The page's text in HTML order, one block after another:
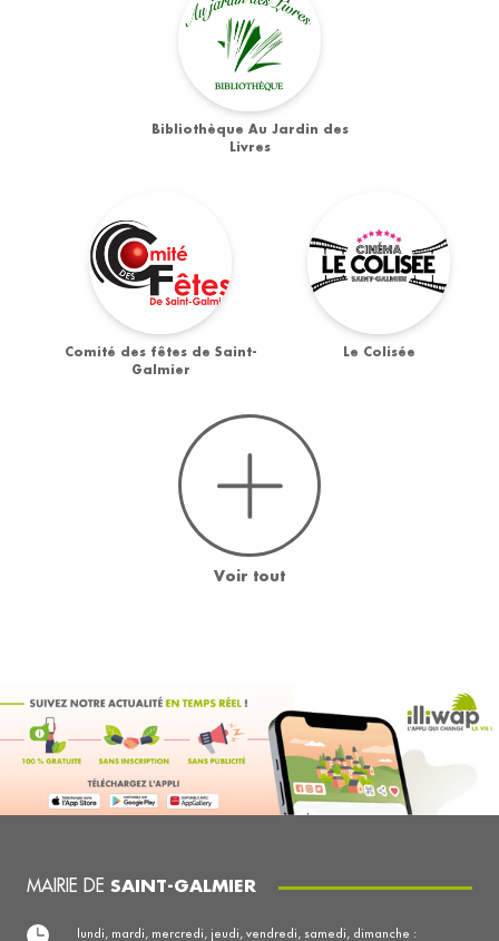
Bibliothèque Au Jardin des
Livres
Comité des fêtes de Saint-
Galmier
Le Colisée
Voir tout
MAIRIE DE SAINT-GALMIER
lundi, mardi, mercredi, jeudi, vendredi, samedi, dimanche :